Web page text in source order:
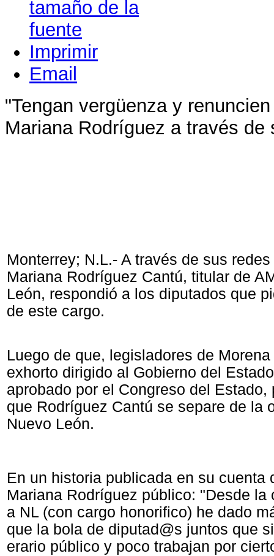
Imprimir
Email
"Tengan vergüenza y
Mariana Rodríguez a través
Monterrey; N.L.- A través de sus
Mariana Rodríguez Cantú, titular de
León, respondió a los diputados que
de este cargo.
Luego de que, legisladores de
exhorto dirigido al Gobierno del
aprobado por el Congreso del Estado,
que Rodríguez Cantú se separe de la
Nuevo León.
En un historia publicada en su cuenta
Mariana Rodríguez público: "Desde la
a NL (con cargo honorifico) he dado
que la bola de diputad@s juntos que
erario público y poco trabajan por